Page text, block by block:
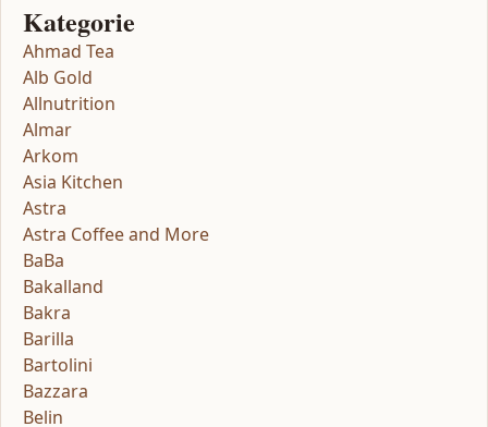
Kategorie
Ahmad Tea
Alb Gold
Allnutrition
Almar
Arkom
Asia Kitchen
Astra
Astra Coffee and More
BaBa
Bakalland
Bakra
Barilla
Bartolini
Bazzara
Belin